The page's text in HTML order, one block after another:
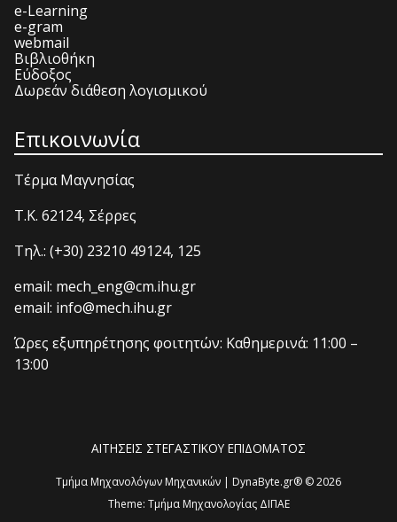
e-Learning
e-gram
webmail
Βιβλιοθήκη
Εύδοξος
Δωρεάν διάθεση λογισμικού
Επικοινωνία
Τέρμα Μαγνησίας
T.K. 62124, Σέρρες
Τηλ.: (+30) 23210 49124, 125
email: mech_eng@cm.ihu.gr
email: info@mech.ihu.gr
Ώρες εξυπηρέτησης φοιτητών: Καθημερινά: 11:00 –
13:00
ΑΙΤΗΣΕΙΣ ΣΤΕΓΑΣΤΙΚΟΥ ΕΠΙΔΟΜΑΤΟΣ
Τμήμα Μηχανολόγων Μηχανικών | DynaByte.gr® © 2026
Theme: Τμήμα Μηχανολογίας ΔΙΠΑΕ